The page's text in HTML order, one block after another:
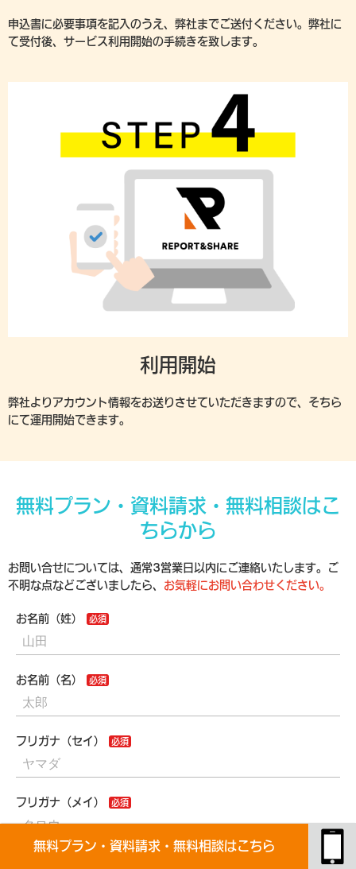
無料プラン・資料請求・無料相談はこちら
申込書に必要事項を記入のうえ、弊社までご送付ください。弊社に
て受付後、サービス利用開始の手続きを致します。
利用開始
弊社よりアカウント情報をお送りさせていただきますので、そちら
にて運用開始できます。
無料プラン・資料請求・無料相談はこ
ちらから
お問い合せについては、通常3営業日以内にご連絡いたします。ご
不明な点などございましたら、 お気軽にお問い合わせください。
お名前（姓）
お名前（名）
フリガナ（セイ）
フリガナ（メイ）